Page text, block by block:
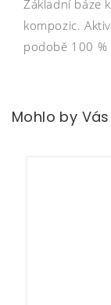
Základní báze
kompozic.
podobě 100 %
Mohlo by